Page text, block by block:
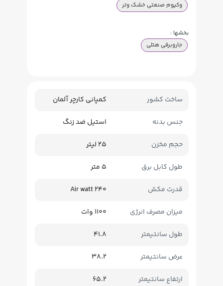
وکیوم صنعتی خشک وتر
بخشها :
جاروبرقی هتلی
ساخت کشور کمپانی کارچر آلمان
جنس بدنه استیل ضد زنگ
حجم مخزن 25 لیتر
طول کابل برق 5 متر
قدرت مکش 240 Air watt
میزان مصرف انرژی 1100 وات
طول سانتیمتر 41.8
عرض سانتیمتر 38.2
ارتفاع سانتیمتر 65.2